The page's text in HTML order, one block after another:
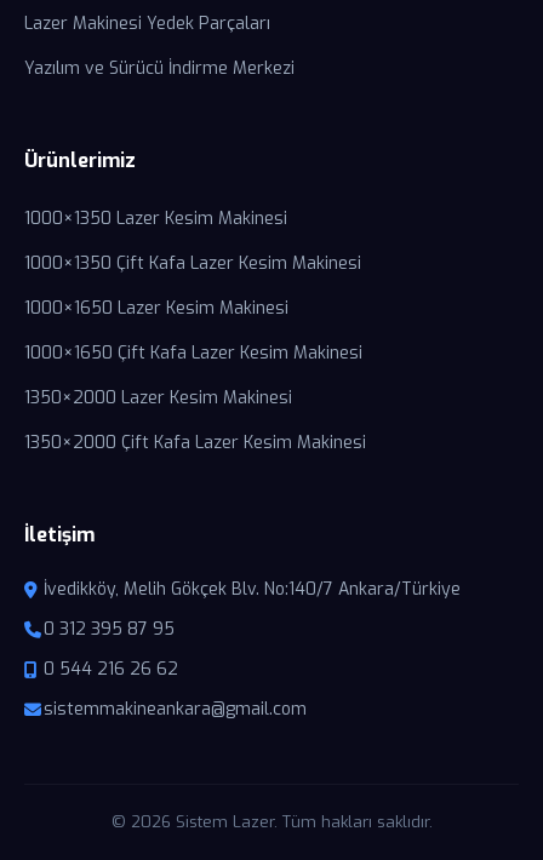
Lazer Makinesi Yedek Parçaları
Yazılım ve Sürücü İndirme Merkezi
Ürünlerimiz
1000×1350 Lazer Kesim Makinesi
1000×1350 Çift Kafa Lazer Kesim Makinesi
1000×1650 Lazer Kesim Makinesi
1000×1650 Çift Kafa Lazer Kesim Makinesi
1350×2000 Lazer Kesim Makinesi
1350×2000 Çift Kafa Lazer Kesim Makinesi
İletişim
İvedikköy, Melih Gökçek Blv. No:140/7 Ankara/Türkiye
0 312 395 87 95
0 544 216 26 62
sistemmakineankara@gmail.com
© 2026 Sistem Lazer. Tüm hakları saklıdır.